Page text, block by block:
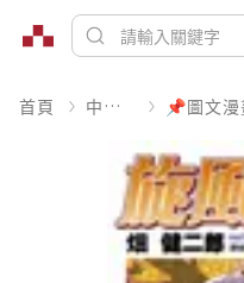
首頁 中文書